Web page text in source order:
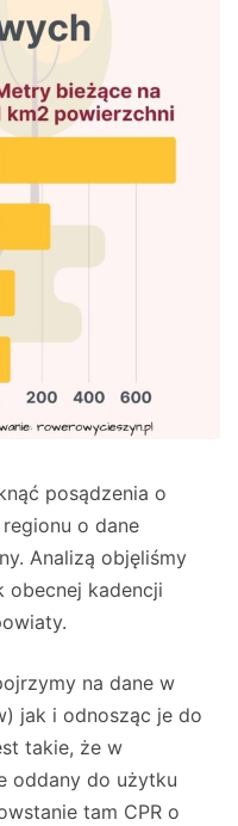
posądzenia o
o dane
Analizą objęliśmy
obecnej kadencji
na dane w
jak i odnosząc je do
takie, że w
oddany do użytku
tam CPR o